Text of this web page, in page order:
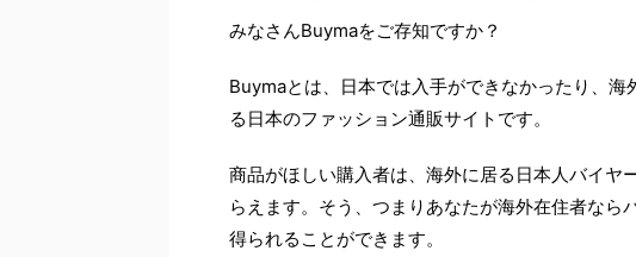
みなさんBuymaをご存知ですか？
Buymaとは、日本では入手ができなかったり、海
る日本のファッション通販サイトです。
商品がほしい購入者は、海外に居る日本人バイヤ
らえます。そう、つまりあなたが海外在住者なら
得られることができます。